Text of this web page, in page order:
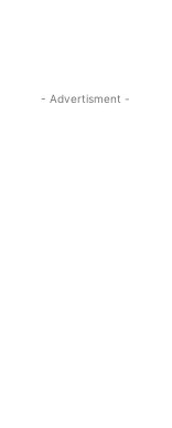
- Advertisment -